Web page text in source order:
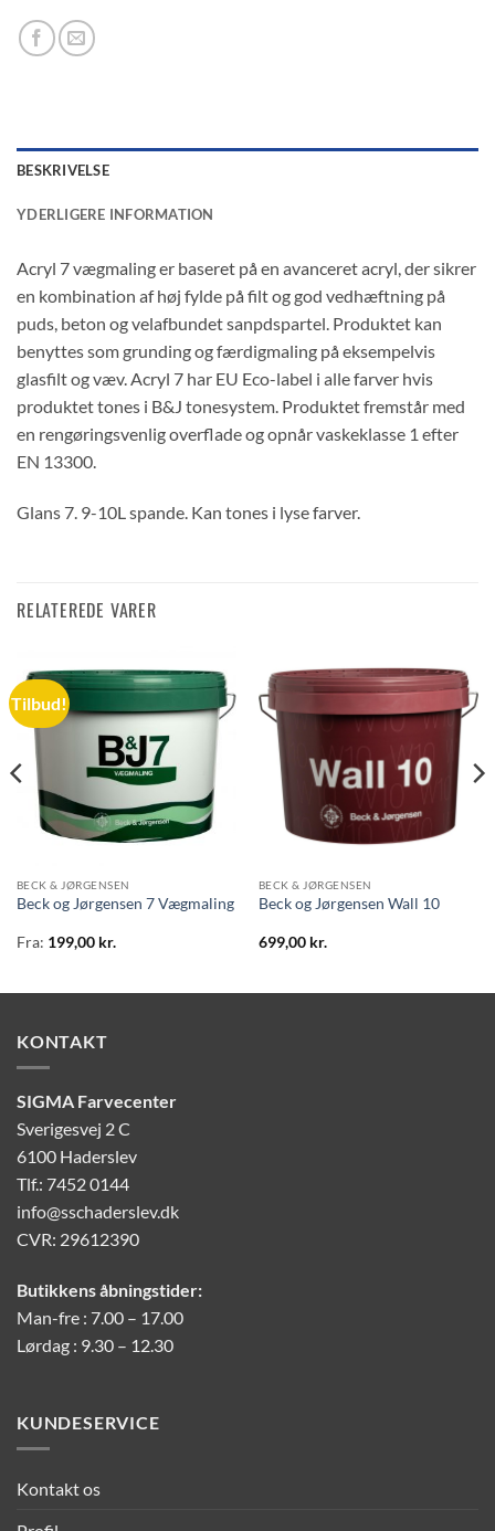
BESKRIVELSE
YDERLIGERE INFORMATION
Acryl 7 vægmaling er baseret på en avanceret acryl, der sikrer
en kombination af høj fylde på filt og god vedhæftning på
puds, beton og velafbundet sanpdspartel. Produktet kan
benyttes som grunding og færdigmaling på eksempelvis
glasfilt og væv. Acryl 7 har EU Eco-label i alle farver hvis
produktet tones i B&J tonesystem. Produktet fremstår med
en rengøringsvenlig overflade og opnår vaskeklasse 1 efter
EN 13300.
Glans 7. 9-10L spande. Kan tones i lyse farver.
RELATEREDE VARER
Tilbud!
BECK & JØRGENSEN
Beck og Jørgensen 7 Vægmaling
Fra: 199,00 kr.
BECK & JØRGENSEN
Beck og Jørgensen Wall 10
699,00 kr.
KONTAKT
SIGMA Farvecenter
Sverigesvej 2 C
6100 Haderslev
Tlf.: 7452 0144
info@sschaderslev.dk
CVR: 29612390
Butikkens åbningstider:
Man-fre : 7.00 – 17.00
Lørdag : 9.30 – 12.30
KUNDESERVICE
Kontakt os